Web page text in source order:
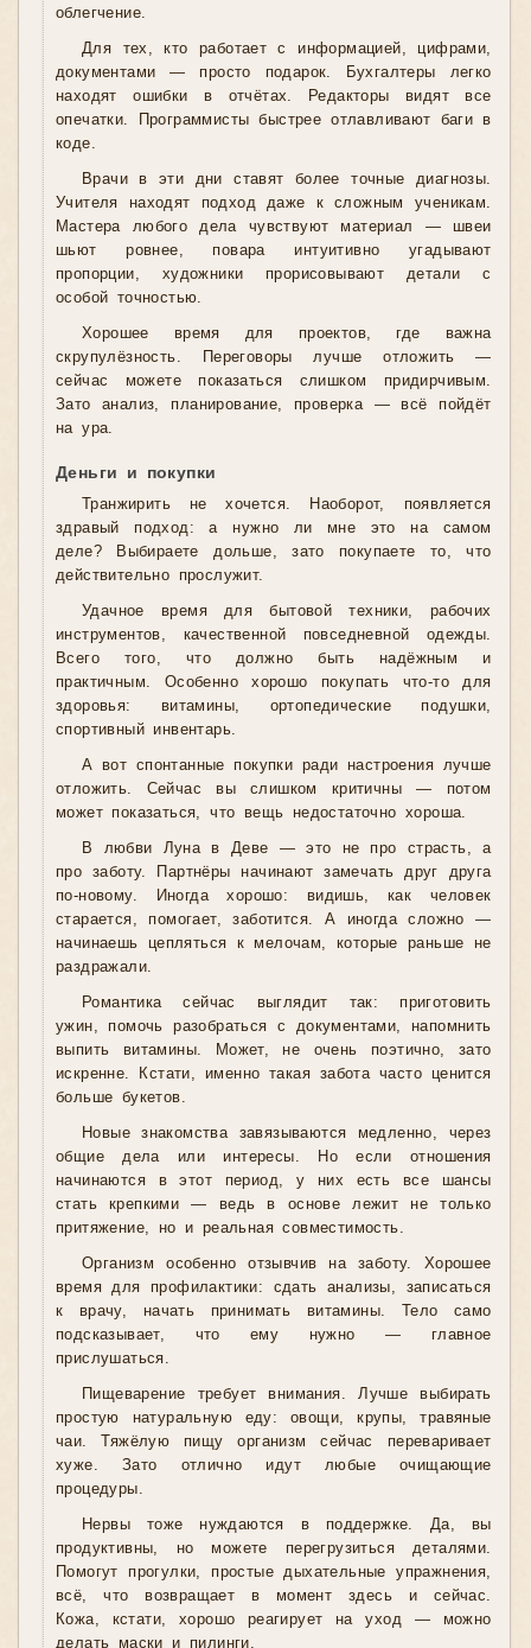
облегчение.
Для тех, кто работает с информацией, цифрами,
документами — просто подарок. Бухгалтеры легко
находят ошибки в отчётах. Редакторы видят все
опечатки. Программисты быстрее отлавливают баги в
коде.
Врачи в эти дни ставят более точные диагнозы.
Учителя находят подход даже к сложным ученикам.
Мастера любого дела чувствуют материал — швеи
шьют ровнее, повара интуитивно угадывают
пропорции, художники прорисовывают детали с
особой точностью.
Хорошее время для проектов, где важна
скрупулёзность. Переговоры лучше отложить —
сейчас можете показаться слишком придирчивым.
Зато анализ, планирование, проверка — всё пойдёт
на ура.
Деньги и покупки
Транжирить не хочется. Наоборот, появляется
здравый подход: а нужно ли мне это на самом
деле? Выбираете дольше, зато покупаете то, что
действительно прослужит.
Удачное время для бытовой техники, рабочих
инструментов, качественной повседневной одежды.
Всего того, что должно быть надёжным и
практичным. Особенно хорошо покупать что-то для
здоровья: витамины, ортопедические подушки,
спортивный инвентарь.
А вот спонтанные покупки ради настроения лучше
отложить. Сейчас вы слишком критичны — потом
может показаться, что вещь недостаточно хороша.
В любви Луна в Деве — это не про страсть, а
про заботу. Партнёры начинают замечать друг друга
по-новому. Иногда хорошо: видишь, как человек
старается, помогает, заботится. А иногда сложно —
начинаешь цепляться к мелочам, которые раньше не
раздражали.
Романтика сейчас выглядит так: приготовить
ужин, помочь разобраться с документами, напомнить
выпить витамины. Может, не очень поэтично, зато
искренне. Кстати, именно такая забота часто ценится
больше букетов.
Новые знакомства завязываются медленно, через
общие дела или интересы. Но если отношения
начинаются в этот период, у них есть все шансы
стать крепкими — ведь в основе лежит не только
притяжение, но и реальная совместимость.
Организм особенно отзывчив на заботу. Хорошее
время для профилактики: сдать анализы, записаться
к врачу, начать принимать витамины. Тело само
подсказывает, что ему нужно — главное
прислушаться.
Пищеварение требует внимания. Лучше выбирать
простую натуральную еду: овощи, крупы, травяные
чаи. Тяжёлую пищу организм сейчас переваривает
хуже. Зато отлично идут любые очищающие
процедуры.
Нервы тоже нуждаются в поддержке. Да, вы
продуктивны, но можете перегрузиться деталями.
Помогут прогулки, простые дыхательные упражнения,
всё, что возвращает в момент здесь и сейчас.
Кожа, кстати, хорошо реагирует на уход — можно
делать маски и пилинги.